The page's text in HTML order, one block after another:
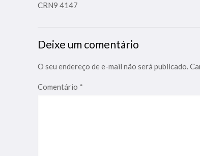
CRN9 4147
Deixe um comentário
O seu endereço de e-mail não será publicado.
Comentário *